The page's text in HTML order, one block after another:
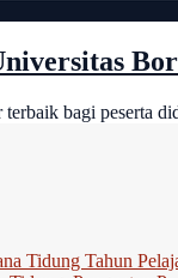
bagi peserta
Tidung Tahun